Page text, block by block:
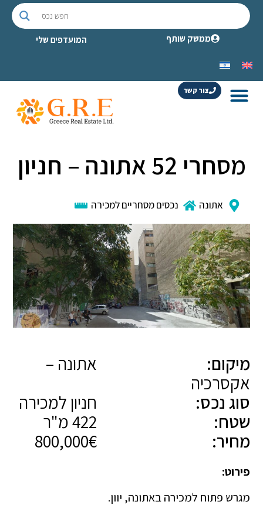
ממשק שותף המועדפים שלי
צור קשר
מסחרי 52 אתונה – חניון
אתונה נכסים מסחריים למכירה
מיקום:
אתונה –
אקסרכיה
סוג נכס:
חניון למכירה
שטח:
מחיר:
800,000€
פירוט:
מגרש פתוח למכירה באתונה, יוון.